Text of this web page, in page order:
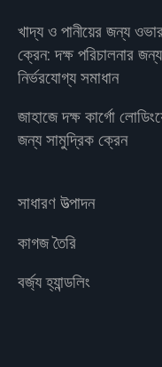
খাদ্য ও পানীয়ের জন্য
ক্রেন: দক্ষ পরিচালনার জন্য
নির্ভরযোগ্য সমাধান
জাহাজে দক্ষ কার্গো
জন্য সামুদ্রিক ক্রেন
সাধারণ উত্পাদন
কাগজ তৈরি
বর্জ্য হ্যান্ডলিং